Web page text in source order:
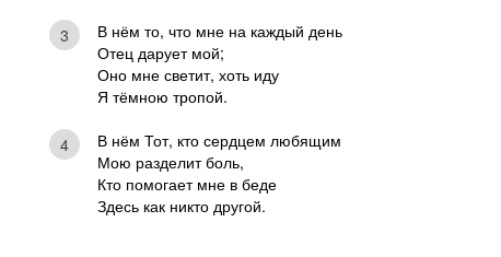
3
В нём то, что мне на каждый день
Отец дарует мой;
Оно мне светит, хоть иду
Я тёмною тропой.
4
В нём Тот, кто сердцем любящим
Мою разделит боль,
Кто помогает мне в беде
Здесь как никто другой.